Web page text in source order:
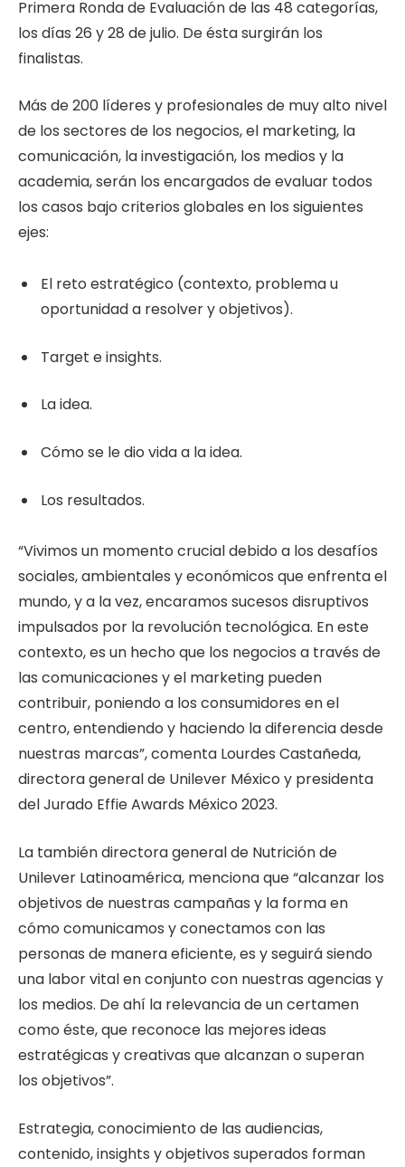
Primera Ronda de Evaluación de las 48 categorías,
los días 26 y 28 de julio. De ésta surgirán los
finalistas.
Más de 200 líderes y profesionales de muy alto nivel
de los sectores de los negocios, el marketing, la
comunicación, la investigación, los medios y la
academia, serán los encargados de evaluar todos
los casos bajo criterios globales en los siguientes
ejes:
El reto estratégico (contexto, problema u
oportunidad a resolver y objetivos).
Target e insights.
La idea.
Cómo se le dio vida a la idea.
Los resultados.
“Vivimos un momento crucial debido a los desafíos
sociales, ambientales y económicos que enfrenta el
mundo, y a la vez, encaramos sucesos disruptivos
impulsados por la revolución tecnológica. En este
contexto, es un hecho que los negocios a través de
las comunicaciones y el marketing pueden
contribuir, poniendo a los consumidores en el
centro, entendiendo y haciendo la diferencia desde
nuestras marcas”, comenta Lourdes Castañeda,
directora general de Unilever México y presidenta
del Jurado Effie Awards México 2023.
La también directora general de Nutrición de
Unilever Latinoamérica, menciona que “alcanzar los
objetivos de nuestras campañas y la forma en
cómo comunicamos y conectamos con las
personas de manera eficiente, es y seguirá siendo
una labor vital en conjunto con nuestras agencias y
los medios. De ahí la relevancia de un certamen
como éste, que reconoce las mejores ideas
estratégicas y creativas que alcanzan o superan
los objetivos”.
Estrategia, conocimiento de las audiencias,
contenido, insights y objetivos superados forman